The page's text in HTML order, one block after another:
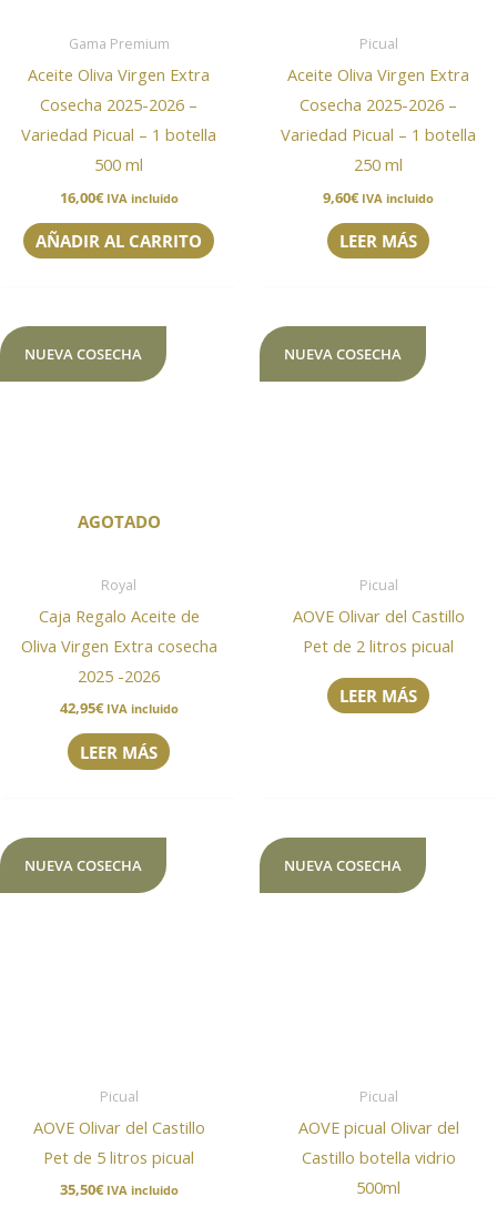
Gama Premium
Aceite Oliva Virgen Extra
Cosecha 2025-2026 –
Variedad Picual – 1 botella
500 ml
16,00€ IVA incluido
AÑADIR AL CARRITO
Picual
Aceite Oliva Virgen Extra
Cosecha 2025-2026 –
Variedad Picual – 1 botella
250 ml
9,60€ IVA incluido
LEER MÁS
NUEVA COSECHA
AGOTADO
Royal
Caja Regalo Aceite de
Oliva Virgen Extra cosecha
2025 -2026
42,95€ IVA incluido
LEER MÁS
NUEVA COSECHA
Picual
AOVE Olivar del Castillo
Pet de 2 litros picual
LEER MÁS
NUEVA COSECHA
Picual
AOVE Olivar del Castillo
Pet de 5 litros picual
35,50€ IVA incluido
NUEVA COSECHA
Picual
AOVE picual Olivar del
Castillo botella vidrio
500ml